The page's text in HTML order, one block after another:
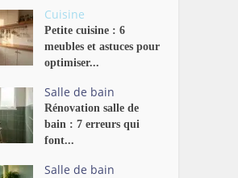
Cuisine
Petite cuisine : 6
meubles et astuces pour
optimiser...
Salle de bain
Rénovation salle de
bain : 7 erreurs qui
font...
Salle de bain